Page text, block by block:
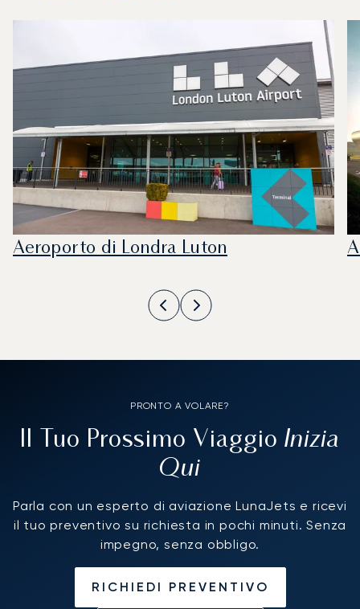
Aeroporto di Londra Luton
PRONTO A VOLARE?
Il Tuo Prossimo Viaggio Inizia
Qui
Parla con un esperto di aviazione LunaJets e ricevi
il tuo preventivo su richiesta in pochi minuti. Senza
impegno, senza obbligo.
RICHIEDI PREVENTIVO